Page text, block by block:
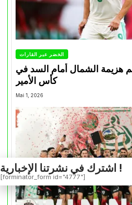
الخضر عبر القارات
هزيمة الشمال أمام السد في
كأس الأمير
Mai 1, 2026
اشترك في نشرتنا الإخبارية !
[forminator_form id="4777"]